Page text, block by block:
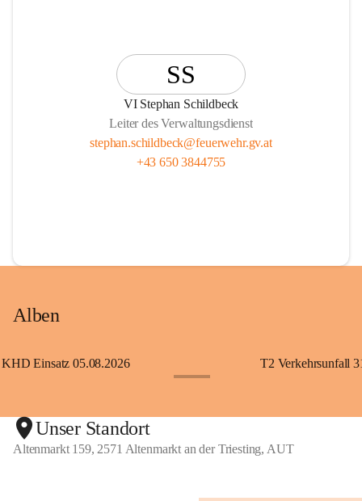
SS
VI Stephan Schildbeck
Leiter des Verwaltungsdienst
stephan.schildbeck@feuerwehr.gv.at
+43 650 3844755
Alben
KHD Einsatz 05.08.2026 T2 Verkehrsunfall
Unser Standort
Altenmarkt 159, 2571 Altenmarkt an der Triesting, AUT